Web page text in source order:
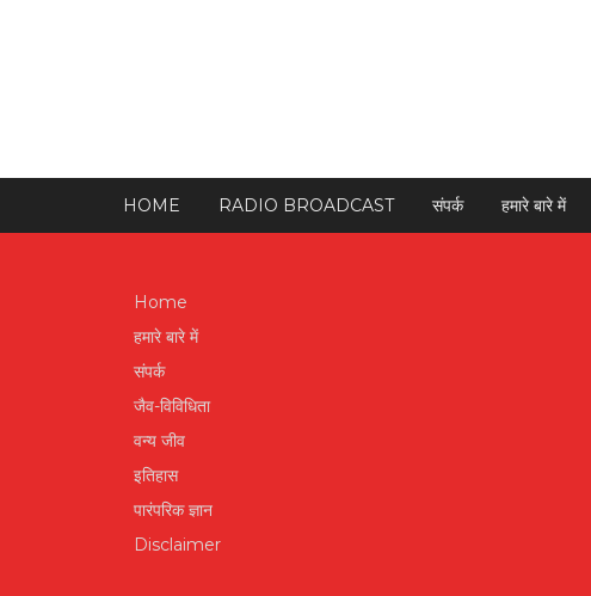
HOME RADIO BROADCAST संपर्क हमारे बारे में
Home
हमारे बारे में
संपर्क
जैव-विविधिता
वन्य जीव
इतिहास
पारंपरिक ज्ञान
Disclaimer